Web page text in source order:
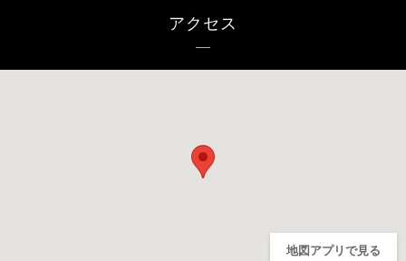
アクセス
地図アプリで見る